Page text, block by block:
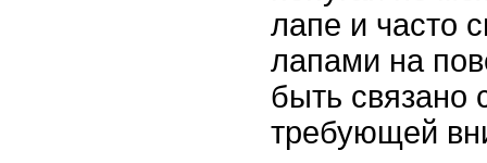
лапе и часто
лапами на
быть связано
требующей